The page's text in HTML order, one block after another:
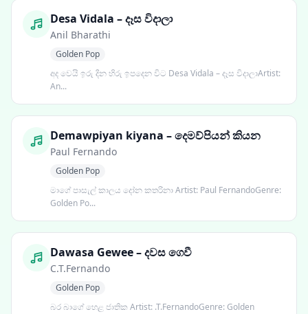
Desa Vidala – දෑස විදාලා
Anil Bharathi
Golden Pop
අද වෙයි ඉරු දින හිරු ඉපදෙන විට Desa Vidala – දෑස විදාලාArtist:
An...
Demawpiyan kiyana – දෙමව්පියන් කියන
Paul Fernando
Golden Pop
මාගේ පාසැල් කාලය දෝන කතරිනා Artist: Paul FernandoGenre:
Golden Po...
Dawasa Gewee – දවස ගෙවී
C.T.Fernando
Golden Pop
බර බාගේ හෙළ ජාතික Artist: .T.FernandoGenre: Golden